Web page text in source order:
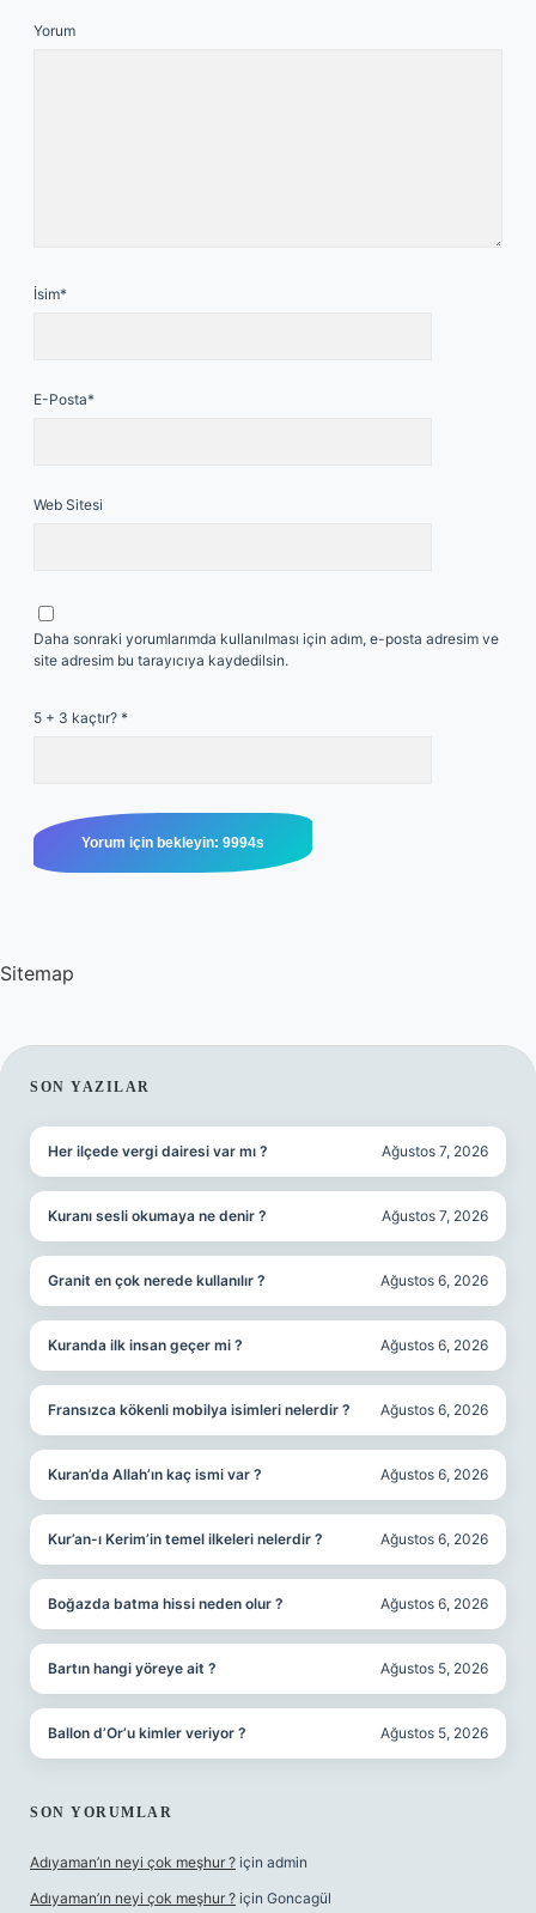
Yorum
İsim*
E-Posta*
Web Sitesi
Daha sonraki yorumlarımda kullanılması için adım, e-posta adresim ve
site adresim bu tarayıcıya kaydedilsin.
5 + 3 kaçtır? *
Sitemap
SIDEBAR
SON YAZILAR
Her ilçede vergi dairesi var mı ? Ağustos 7, 2026
Kuranı sesli okumaya ne denir ? Ağustos 7, 2026
Granit en çok nerede kullanılır ? Ağustos 6, 2026
Kuranda ilk insan geçer mi ? Ağustos 6, 2026
Fransızca kökenli mobilya isimleri nelerdir ? Ağustos 6, 2026
Kuran’da Allah’ın kaç ismi var ? Ağustos 6, 2026
Kur’an-ı Kerim’in temel ilkeleri nelerdir ? Ağustos 6, 2026
Boğazda batma hissi neden olur ? Ağustos 6, 2026
Bartın hangi yöreye ait ? Ağustos 5, 2026
Ballon d’Or’u kimler veriyor ? Ağustos 5, 2026
SON YORUMLAR
Adıyaman’ın neyi çok meşhur ? için admin
Adıyaman’ın neyi çok meşhur ? için Goncagül